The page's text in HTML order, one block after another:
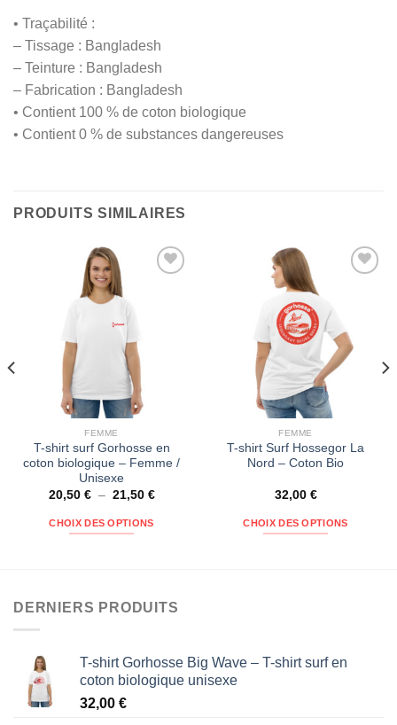
• Traçabilité :
– Tissage : Bangladesh
– Teinture : Bangladesh
– Fabrication : Bangladesh
• Contient 100 % de coton biologique
• Contient 0 % de substances dangereuses
PRODUITS SIMILAIRES
FEMME
T-shirt surf Gorhosse en
coton biologique – Femme /
Unisexe
20,50 € – 21,50 €
CHOIX DES OPTIONS
favoris
FEMME
T-shirt Surf Hossegor La
Nord – Coton Bio
32,00 €
CHOIX DES OPTIONS
DERNIERS PRODUITS
T-shirt Gorhosse Big Wave – T-shirt surf en
coton biologique unisexe
32,00 €